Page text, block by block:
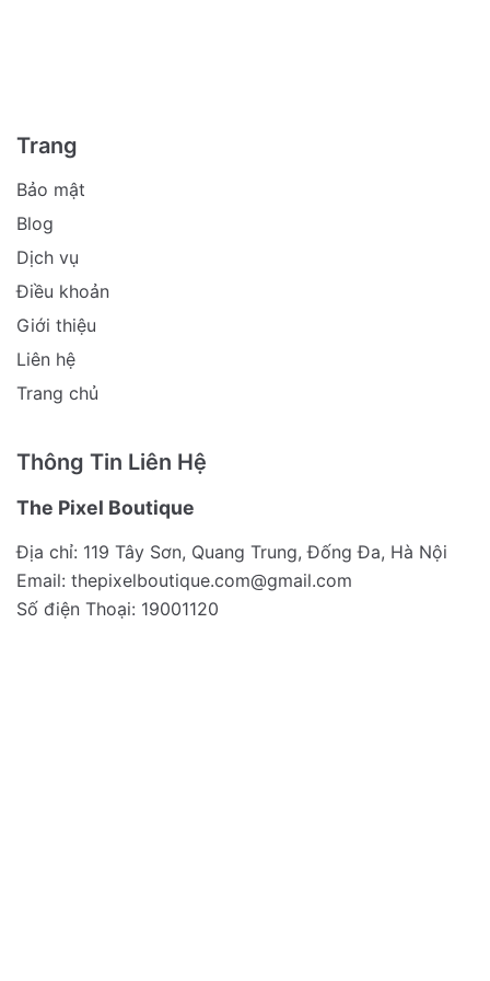
Trang
Bảo mật
Blog
Dịch vụ
Điều khoản
Giới thiệu
Liên hệ
Trang chủ
Thông Tin Liên Hệ
The Pixel Boutique
Địa chỉ: 119 Tây Sơn, Quang Trung, Đống Đa, Hà Nội
Email: thepixelboutique.com@gmail.com
Số điện Thoại: 19001120